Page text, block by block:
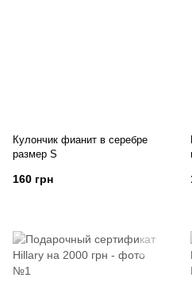
Кулончик фианит в серебре
размер S
160 грн